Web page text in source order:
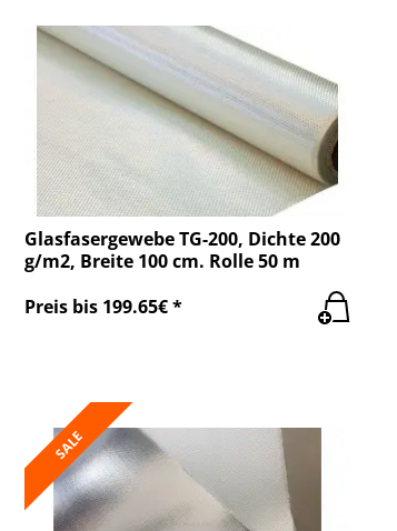
Glasfasergewebe TG-200, Dichte 200
g/m2, Breite 100 cm. Rolle 50 m
Preis bis 199.65€ *
SALE